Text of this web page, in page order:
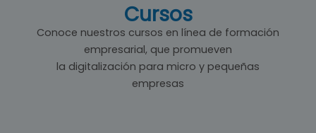
Cursos
Conoce nuestros cursos en línea de formación
empresarial, que promueven
la digitalización para micro y pequeñas
empresas